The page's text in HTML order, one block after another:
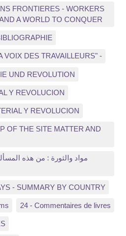
FRONTIERES - WORKERS
A WORLD TO CONQUER
VOIX DES TRAVAILLEURS" -
UND REVOLUTION
Y REVOLUCION
Y REVOLUCION
OF THE SITE MATTER AND
- SUMMARY BY COUNTRY
24 - Commentaires de livres